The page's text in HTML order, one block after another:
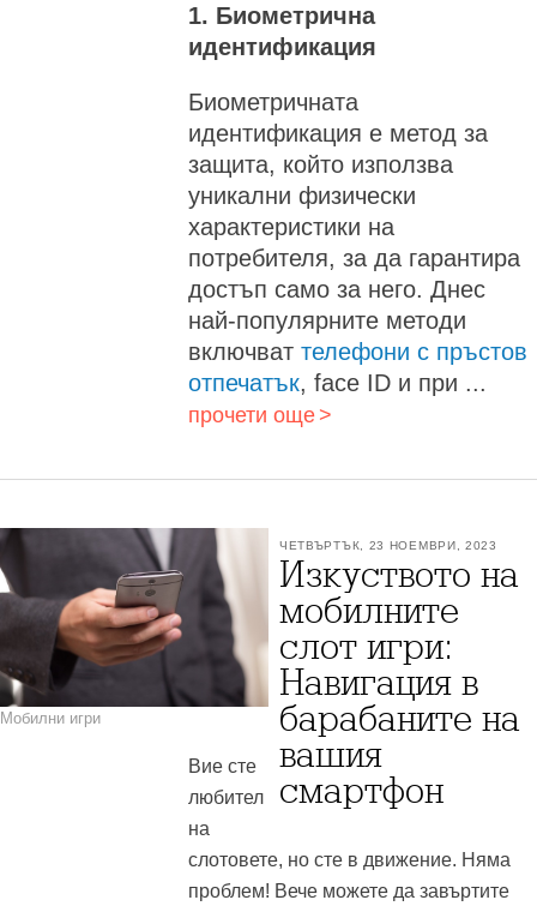
1. Биометрична
идентификация
Биометричната
идентификация е метод за
защита, който използва
уникални физически
характеристики на
потребителя, за да гарантира
достъп само за него. Днес
най-популярните методи
включват телефони с пръстов
отпечатък, face ID и при ...
прочети още
ЧЕТВЪРТЪК, 23 НОЕМВРИ, 2023
Изкуството на
мобилните
слот игри:
Навигация в
барабаните на
вашия
смартфон
Мобилни игри
Вие сте
любител
на
слотовете, но сте в движение. Няма
проблем! Вече можете да завъртите